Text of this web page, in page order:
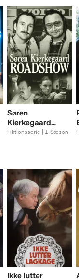
Søren
Kierkegaard
Roadshow
Fiktionsserie | 1 Sæson
Ikke lutter